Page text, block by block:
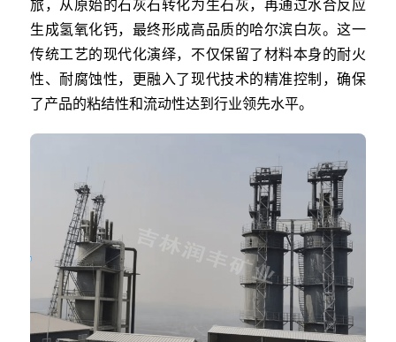
旅，从原始的石灰石转化为生石灰，再通过水合反应
生成氢氧化钙，最终形成高品质的哈尔滨白灰。这一
传统工艺的现代化演绎，不仅保留了材料本身的耐火
性、耐腐蚀性，更融入了现代技术的精准控制，确保
了产品的粘结性和流动性达到行业领先水平。